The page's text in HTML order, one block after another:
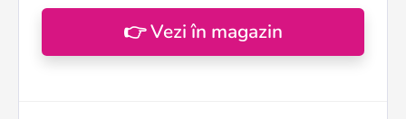
👉 Vezi în magazin